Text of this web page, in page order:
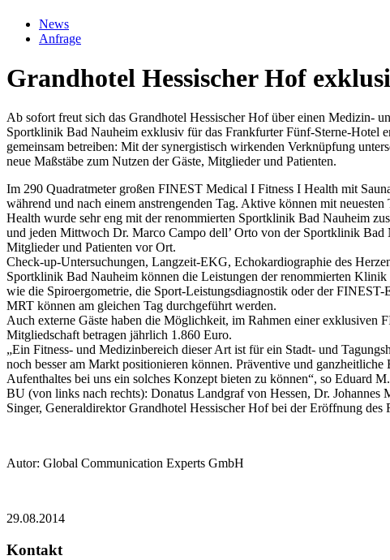
News
Anfrage
Grandhotel Hessischer Hof
Ab sofort freut sich das Grandhotel Hessischer Hof über einen Medizin-
Sportklinik Bad Nauheim exklusiv für das Frankfurter Fünf-Sterne-
gemeinsam betreiben: Mit der synergistisch wirkenden Verknüpfung
neue Maßstäbe zum Nutzen der Gäste, Mitglieder und Patienten.
Im 290 Quadratmeter großen FINEST Medical I Fitness I Health mit
während und nach einem anstrengenden Tag. Aktive können mit
Health wurde sehr eng mit der renommierten Sportklinik Bad Nauheim
und jeden Mittwoch Dr. Marco Campo dell’ Orto von der Sportklinik
Mitglieder und Patienten vor Ort.
Check-up-Untersuchungen, Langzeit-EKG, Echokardiographie des
Sportklinik Bad Nauheim können die Leistungen der renommierten
wie die Spiroergometrie, die Sport-Leistungsdiagnostik oder der
MRT können am gleichen Tag durchgeführt werden.
Auch externe Gäste haben die Möglichkeit, im Rahmen einer
Mitgliedschaft betragen jährlich 1.860 Euro.
„Ein Fitness- und Medizinbereich dieser Art ist für ein Stadt- und
noch besser am Markt positionieren können. Präventive und
Aufenthaltes bei uns ein solches Konzept bieten zu können“, so Eduard
BU (von links nach rechts): Donatus Landgraf von Hessen, Dr.
Singer, Generaldirektor Grandhotel Hessischer Hof bei der Eröffnung
Autor: Global Communication Experts GmbH
29.08.2014
Kontakt